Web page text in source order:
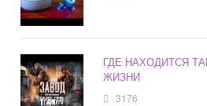
ГДЕ НАХОДИТСЯ
ЖИЗНИ
3176